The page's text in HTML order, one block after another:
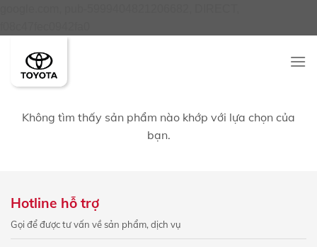
Không tìm thấy sản phẩm nào khớp với lựa chọn của
bạn.
Hotline hỗ trợ
Gọi để được tư vấn về sản phẩm, dịch vụ